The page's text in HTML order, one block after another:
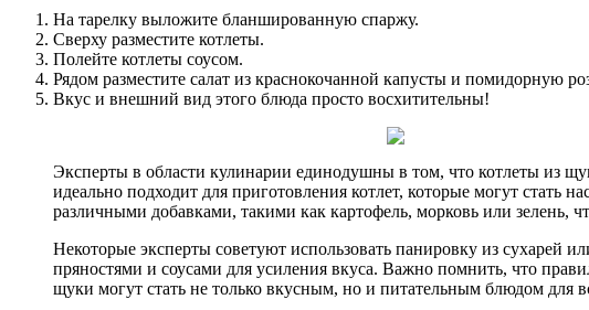
На тарелку выложите бланшированную спаржу.
Сверху разместите котлеты.
Полейте котлеты соусом.
Рядом разместите салат из краснокочанной капусты и помидорную
Вкус и внешний вид этого блюда просто восхитительны!
Эксперты в области кулинарии единодушны в том, что котлеты из
идеально подходит для приготовления котлет, которые могут
различными добавками, такими как картофель, морковь или зелень,
Некоторые эксперты советуют использовать панировку из сухарей
пряностями и соусами для усиления вкуса. Важно помнить, что
щуки могут стать не только вкусным, но и питательным блюдом для